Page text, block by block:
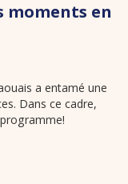
moments en
a entamé une
Dans ce cadre,